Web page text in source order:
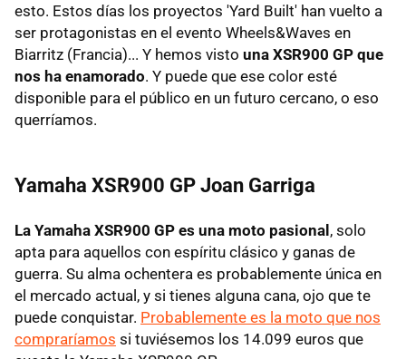
esto. Estos días los proyectos 'Yard Built' han vuelto a
ser protagonistas en el evento Wheels&Waves en
Biarritz (Francia)... Y hemos visto una XSR900 GP que
nos ha enamorado. Y puede que ese color esté
disponible para el público en un futuro cercano, o eso
querríamos.
Yamaha XSR900 GP Joan Garriga
La Yamaha XSR900 GP es una moto pasional, solo
apta para aquellos con espíritu clásico y ganas de
guerra. Su alma ochentera es probablemente única en
el mercado actual, y si tienes alguna cana, ojo que te
puede conquistar. Probablemente es la moto que nos
compraríamos si tuviésemos los 14.099 euros que